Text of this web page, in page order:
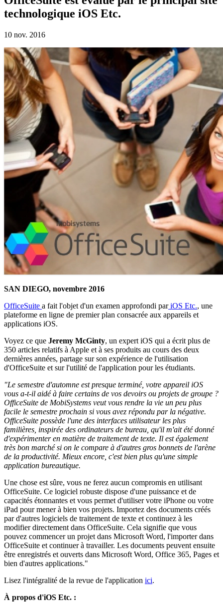
technologique iOS Etc.
10 nov. 2016
SAN DIEGO, novembre 2016
OfficeSuite a fait l'objet d'un examen approfondi pariOS Etc., une
plateforme en ligne de premier plan consacrée aux appareils et
applications iOS.
Voyez ce que Jeremy McGinty, un expert iOS qui a écrit plus de
350 articles relatifs à Apple et à ses produits au cours des deux
dernières années, partage sur son expérience de l'utilisation
d'OfficeSuite et sur l'utilité de l'application pour les étudiants.
"Le semestre d'automne est presque terminé, votre appareil iOS
vous a-t-il aidé à faire certains de vos devoirs ou projets de groupe ?
OfficeSuite de MobiSystems veut vous rendre la vie un peu plus
facile le semestre prochain si vous avez répondu par la négative.
OfficeSuite possède l'une des interfaces utilisateur les plus
familières, inspirée des ordinateurs de bureau, qu'il m'ait été donné
d'expérimenter en matière de traitement de texte. Il est également
très bon marché si on le compare à d'autres gros bonnets de l'arène
de la productivité. Mieux encore, c'est bien plus qu'une simple
application bureautique.
Une chose est sûre, vous ne ferez aucun compromis en utilisant
OfficeSuite. Ce logiciel robuste dispose d'une puissance et de
capacités étonnantes et vous permet d'utiliser votre iPhone ou votre
iPad pour mener à bien vos projets. Importez des documents créés
par d'autres logiciels de traitement de texte et continuez à les
modifier directement dans OfficeSuite. Cela signifie que vous
pouvez commencer un projet dans Microsoft Word, l'importer dans
OfficeSuite et continuer à travailler. Les documents peuvent ensuite
être enregistrés et ouverts dans Microsoft Word, Office 365, Pages et
bien d'autres applications."
Lisez l'intégralité de la revue de l'application ici.
À propos d'iOS Etc. :